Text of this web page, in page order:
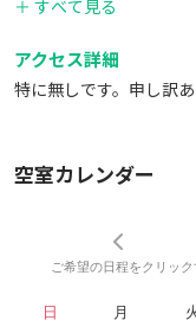
＋ すべて見る
アクセス詳細
特に無しです。申し訳あ
空室カレンダー
ご希望の日程をクリッ
日 月